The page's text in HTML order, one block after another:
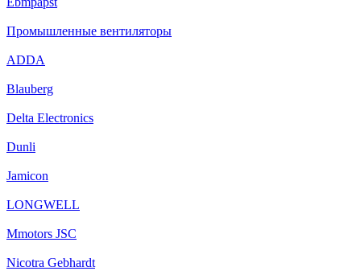
Промышленные вентиляторы
ADDA
Blauberg
Delta Electronics
Dunli
Jamicon
LONGWELL
Mmotors JSC
Nicotra Gebhardt